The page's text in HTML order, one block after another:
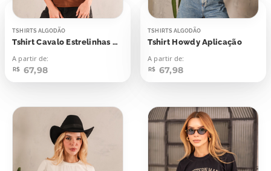
TSHIRTS ALGODÃO
Tshirt Cavalo Estrelinhas Aplicação
A partir de:
R$ 67,98
TSHIRTS ALGODÃO
Tshirt Howdy Aplicação
A partir de:
R$ 67,98